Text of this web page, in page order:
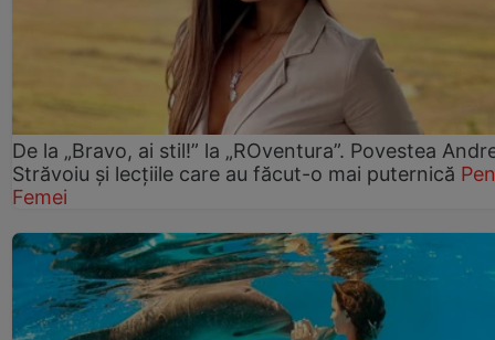
De la „Bravo, ai stil!” la „ROventura”. Povestea
Străvoiu și lecțiile care au făcut-o mai puternică
Femei